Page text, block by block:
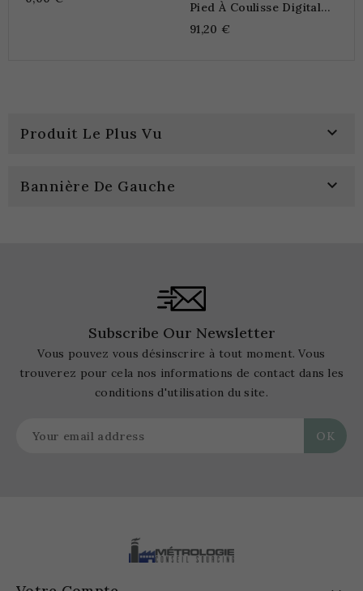
Pied À Coulisse Digital
Pour Disque De Frein.
91,20 €
Produit Le Plus Vu 
Bannière De Gauche 
Subscribe Our Newsletter
Vous pouvez vous désinscrire à tout moment. Vous
trouverez pour cela nos informations de contact dans les
conditions d'utilisation du site.